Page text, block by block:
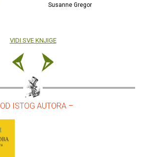
Susanne Gregor
VIDI SVE KNJIGE
ISTOG AUTORA –